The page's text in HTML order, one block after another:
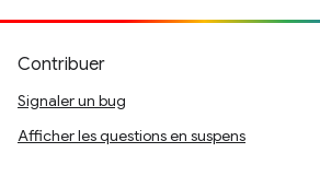
Contribuer
Signaler un bug
Afficher les questions en suspens